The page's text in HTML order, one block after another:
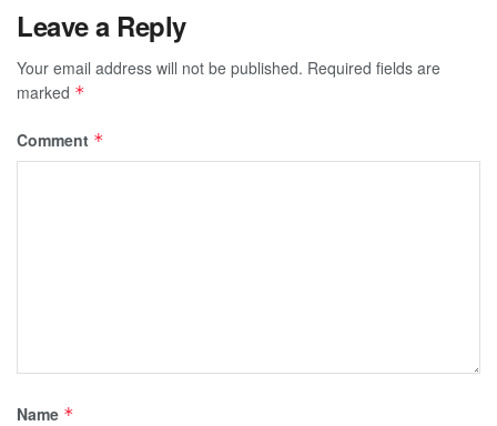
Leave a Reply
Your email address will not be published. Required fields are
marked *
Comment *
Name *